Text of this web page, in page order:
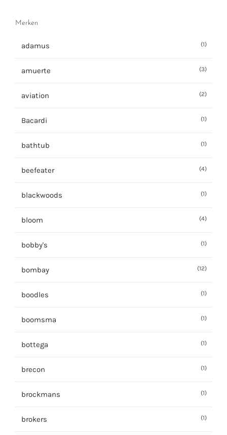
Merken
adamus (1)
amuerte (3)
aviation (2)
Bacardi (1)
bathtub (1)
beefeater (4)
blackwoods (1)
bloom (4)
bobby's (1)
bombay (12)
boodles (1)
boomsma (1)
bottega (1)
brecon (1)
brockmans (1)
brokers (1)